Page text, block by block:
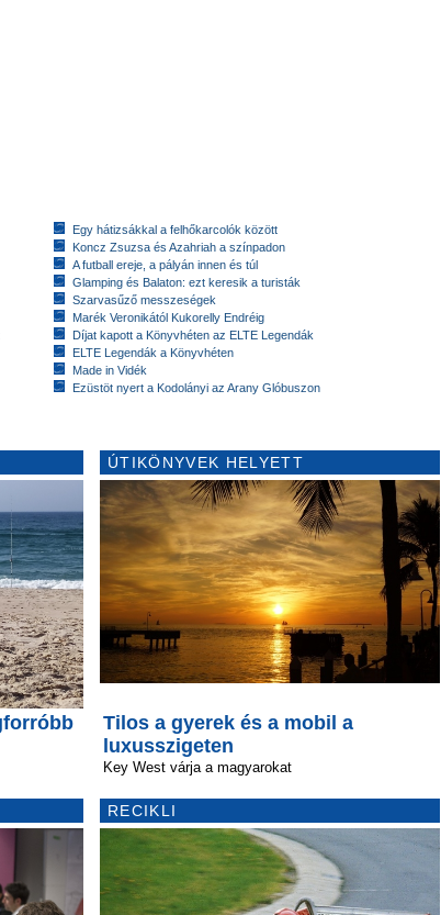
Egy hátizsákkal a felhőkarcolók között
Koncz Zsuzsa és Azahriah a színpadon
A futball ereje, a pályán innen és túl
Glamping és Balaton: ezt keresik a turisták
Szarvasűző messzeségek
Marék Veronikától Kukorelly Endréig
Díjat kapott a Könyvhéten az ELTE Legendák
ELTE Legendák a Könyvhéten
Made in Vidék
Ezüstöt nyert a Kodolányi az Arany Glóbuszon
ÚTIKÖNYVEK HELYETT
Tilos a gyerek és a mobil a
luxusszigeten
Key West várja a magyarokat
RECIKLI